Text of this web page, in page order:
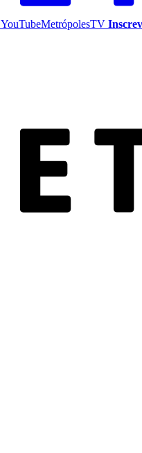
YouTubeMetrópolesTV